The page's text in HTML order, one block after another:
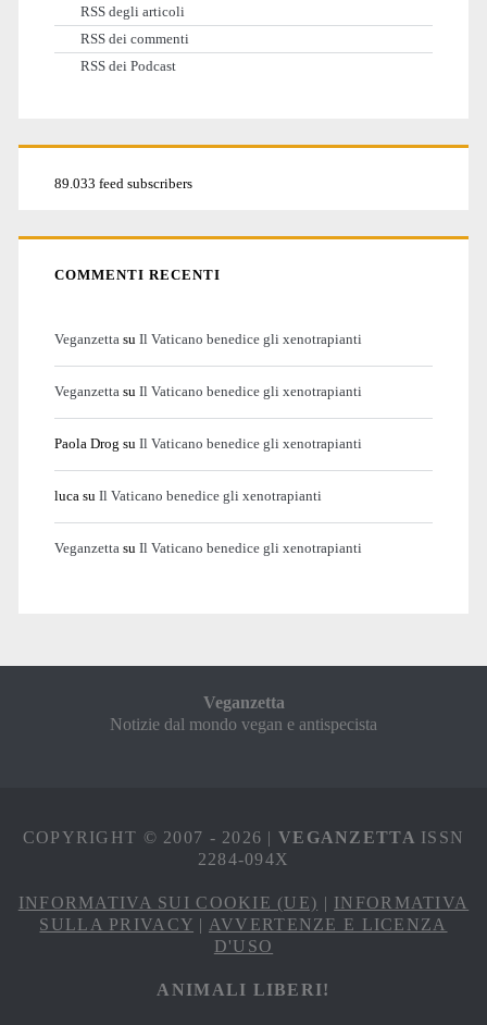
RSS degli articoli
RSS dei commenti
RSS dei Podcast
89.033 feed subscribers
COMMENTI RECENTI
Veganzetta su Il Vaticano benedice gli xenotrapianti
Veganzetta su Il Vaticano benedice gli xenotrapianti
Paola Drog su Il Vaticano benedice gli xenotrapianti
luca su Il Vaticano benedice gli xenotrapianti
Veganzetta su Il Vaticano benedice gli xenotrapianti
Veganzetta
Notizie dal mondo vegan e antispecista
COPYRIGHT © 2007 - 2026 |VEGANZETTA ISSN
2284-094X
INFORMATIVA SUI COOKIE (UE) | INFORMATIVA
SULLA PRIVACY | AVVERTENZE E LICENZA
D'USO
ANIMALI LIBERI!